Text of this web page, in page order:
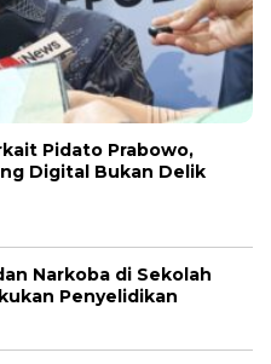
Pidato Prabowo,
Digital Bukan Delik
Narkoba di Sekolah
Penyelidikan